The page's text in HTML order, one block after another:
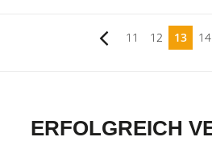
11 12 13 14
ERFOLGREICH